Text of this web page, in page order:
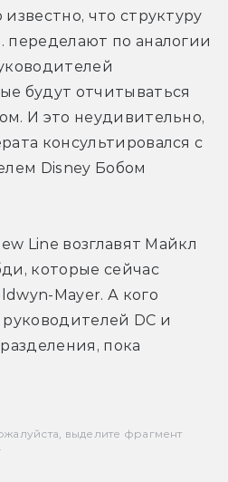
что структуру
по аналогии
будут отчитываться
И это неудивительно,
консультировался с
Disney Бобом
Line возглавят Майкл
которые сейчас
Mayer. А кого
руководителей DC и
пока
выделите фрагмент